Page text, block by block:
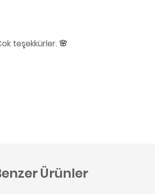
teşekkürler. 🌸
Ürünler